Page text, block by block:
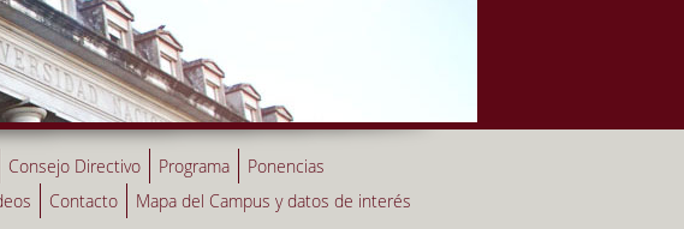
Consejo Directivo Programa
Ponencias
Contacto Mapa del Campus y datos de interés